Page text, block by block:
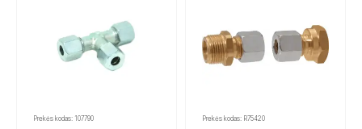
Prekės kodas: 107790 Prekės kodas: R75420